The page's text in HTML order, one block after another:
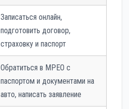
Записаться онлайн,
подготовить договор,
страховку и паспорт
Обратиться в МРЕО с
паспортом и документами на
авто, написать заявление